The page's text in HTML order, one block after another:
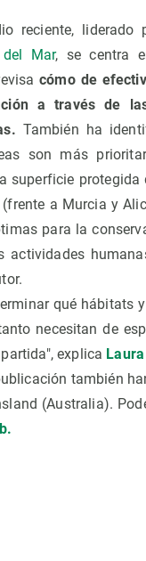
reciente, liderado
del Mar, se centra
cómo de
a través de
También ha
son más
superficie
(frente a Murcia y
para la
actividades
qué hábitats
necesitan de
explica
también
(Australia).